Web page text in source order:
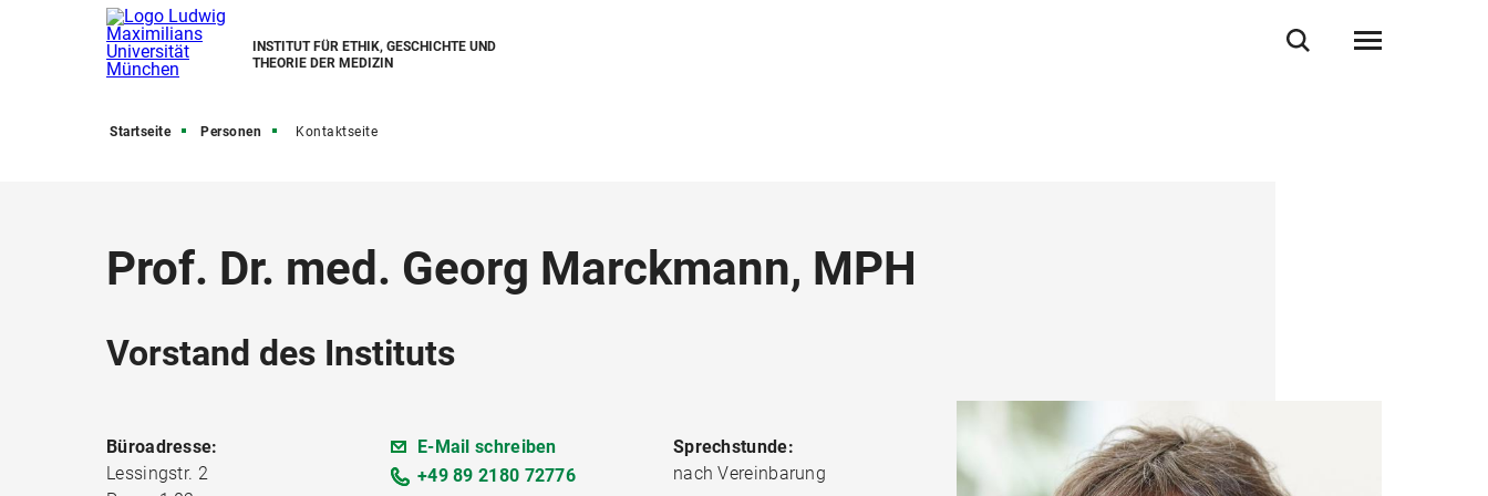
INSTITUT FÜR ETHIK, GESCHICHTE UND
THEORIE DER MEDIZIN
Startseite Personen Kontaktseite
Prof. Dr. med. Georg Marckmann, MPH
Vorstand des Instituts
Büroadresse:
Lessingstr. 2
E-Mail schreiben
+49 89 2180 72776
Sprechstunde:
nach Vereinbarung